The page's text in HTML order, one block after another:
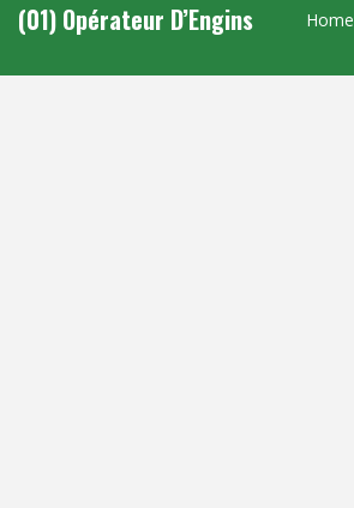
(01) Opérateur D’Engins Home